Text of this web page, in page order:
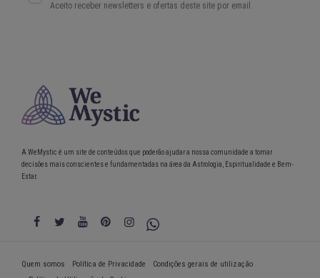
A WeMystic é um site de conteúdos que poderão ajudar a nossa comunidade a tomar
decisões mais conscientes e fundamentadas na área da Astrologia, Espiritualidade e Bem-
Estar.
Quem somos Política de Privacidade
Condições gerais de utilização